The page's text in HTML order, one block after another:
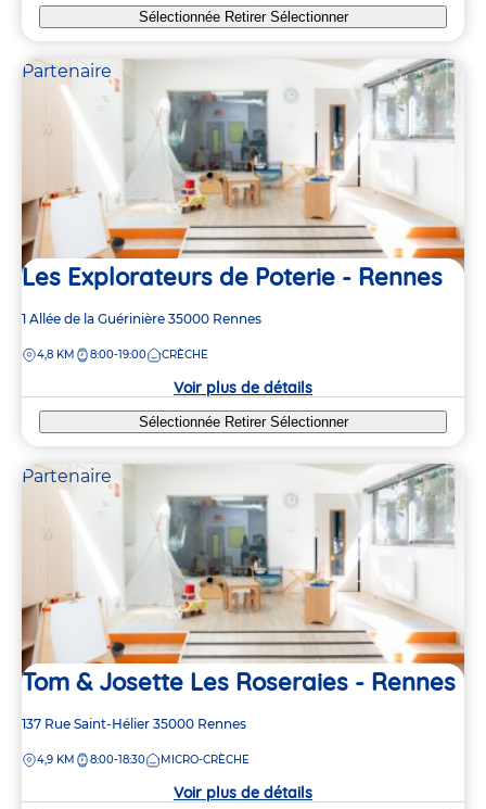
Sélectionnée Retirer Sélectionner
Partenaire
Les Explorateurs de Poterie - Rennes
Adresse
la
1 Allée de la Guérinière 35000 Rennes
DISTANCE
4,8 KM 8:00-19:00 CRÈCHE
Voir plus de détails
Sélectionnée Retirer Sélectionner
Partenaire
Tom & Josette Les Roseraies - Rennes
Adresse
la
137 Rue Saint-Hélier 35000 Rennes
DISTANCE
4,9 KM 8:00-18:30 MICRO-CRÈCHE
Voir plus de détails